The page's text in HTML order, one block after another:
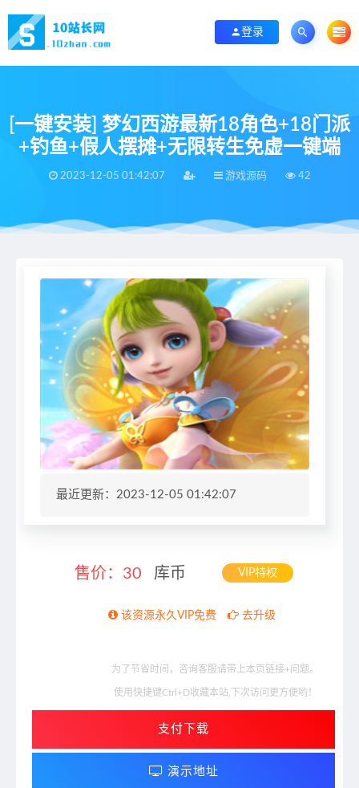
登录
[一键安装] 梦幻西游最新18角色+18门派
+钓鱼+假人摆摊+无限转生免虚一键端
2023-12-05 01:42:07 游戏源码 42
当前位置：首页>
最近更新：2023-12-05 01:42:07
售价： 30 库币 VIP特权
该资源永久VIP免费 去升级
为了节省时间，咨询客服请带上本页链接+问题。
使用快捷键Ctrl+D收藏本站,下次访问更方便哟！
支付下载
演示地址